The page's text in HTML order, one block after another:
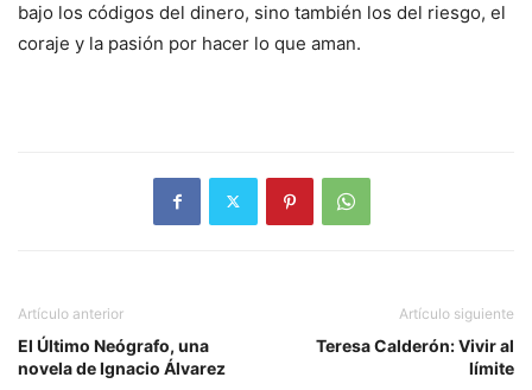
bajo los códigos del dinero, sino también los del riesgo, el
coraje y la pasión por hacer lo que aman.
Artículo anterior
El Último Neógrafo, una
novela de Ignacio Álvarez
Artículo siguiente
Teresa Calderón: Vivir al
límite